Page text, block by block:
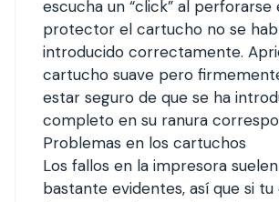
escucha un “click” al perforarse
protector el cartucho no se
introducido correctamente.
cartucho suave pero
estar seguro de que se ha
completo en su ranura
Problemas en los cartuchos
Los fallos en la impresora
bastante evidentes, así que si